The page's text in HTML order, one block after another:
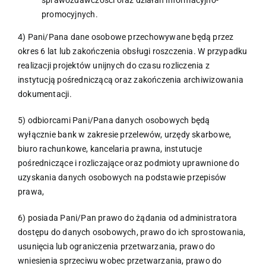
promocyjnych.
4) Pani/Pana dane osobowe przechowywane będą przez
okres 6 lat lub zakończenia obsługi roszczenia. W przypadku
realizacji projektów unijnych do czasu rozliczenia z
instytucją pośredniczącą oraz zakończenia archiwizowania
dokumentacji.
5) odbiorcami Pani/Pana danych osobowych będą
wyłącznie bank w zakresie przelewów, urzędy skarbowe,
biuro rachunkowe, kancelaria prawna, instutucje
pośredniczące i rozliczające oraz podmioty uprawnione do
uzyskania danych osobowych na podstawie przepisów
prawa,
6) posiada Pani/Pan prawo do żądania od administratora
dostępu do danych osobowych, prawo do ich sprostowania,
usunięcia lub ograniczenia przetwarzania, prawo do
wniesienia sprzeciwu wobec przetwarzania, prawo do